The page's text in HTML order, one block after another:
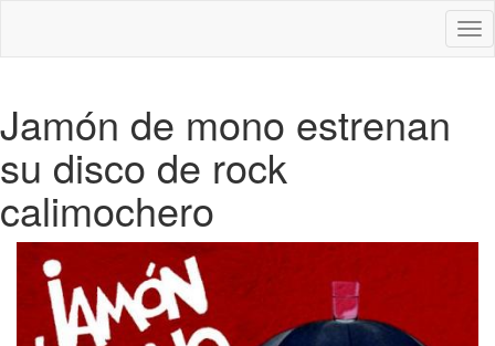
Jamón de mono estrenan
su disco de rock
calimochero